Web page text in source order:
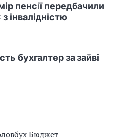
Бюджет
пенсії передбачили
інвалідністю
бухгалтер за зайві